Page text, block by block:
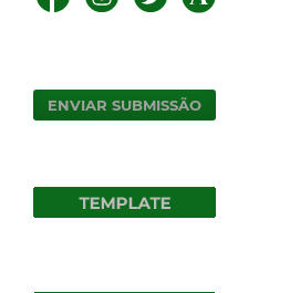
ENVIAR SUBMISSÃO